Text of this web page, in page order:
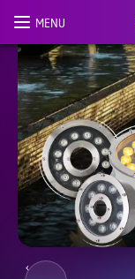
‹
MENU